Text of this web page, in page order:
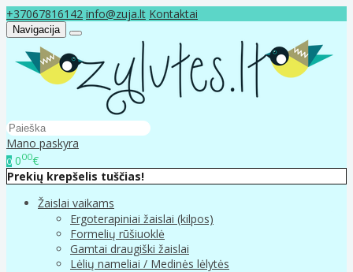
+37067816142 info@zuja.lt Kontaktai
Navigacija
Mano paskyra
0 000€
Prekių krepšelis tuščias!
Žaislai vaikams
Ergoterapiniai žaislai (kilpos)
Formelių rūšiuoklė
Gamtai draugiški žaislai
Lėlių nameliai / Medinės lėlytės